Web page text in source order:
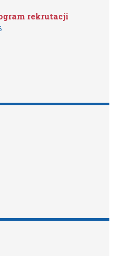
rekrutacji